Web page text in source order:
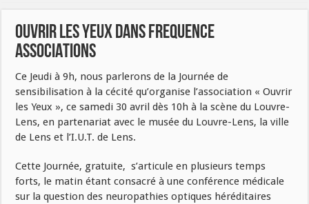
OUVRIR LES YEUX DANS FREQUENCE
ASSOCIATIONS
Ce Jeudi à 9h, nous parlerons de la Journée de
sensibilisation à la cécité qu’organise l’association « Ouvrir
les Yeux », ce samedi 30 avril dès 10h à la scène du Louvre-
Lens, en partenariat avec le musée du Louvre-Lens, la ville
de Lens et l’I.U.T. de Lens.
Cette Journée, gratuite, s’articule en plusieurs temps
forts, le matin étant consacré à une conférence médicale
sur la question des neuropathies optiques héréditaires